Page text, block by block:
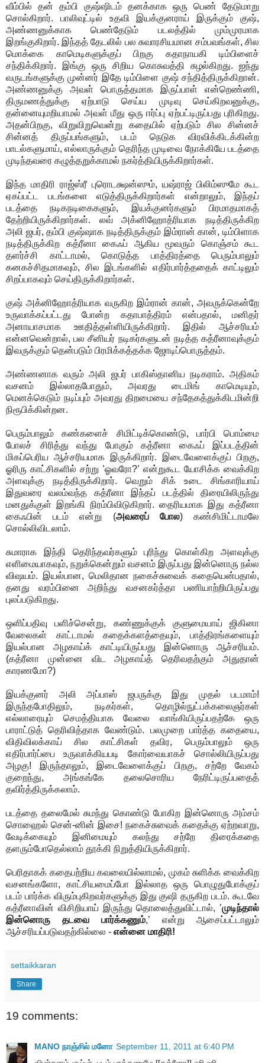
வீம்பில் தன் தம்பி குஷ்ஷிடம் தனக்காக ஒரு பெண் தேடுமாறு
சொல்கிறார். பாலிவுட்டில் உதவி இயக்குனராய் இருக்கும் குஷ்,
அண்ணனுக்காக பெண்தேடும் படலத்தில் மும்முரமாக
இறங்குகிறார். இந்தத் தேடலில் பல சுவாரசியமான சம்பவங்கள், சில
மொக்கை காமெடிகளுக்குப் பிறகு கதாநாயகி டிம்பிளைச்
சந்திக்கிறார். இங்கு ஒரு சிறிய கொசுவத்தி சுழல்கிறது. ஐந்து
வருடங்களுக்கு முன்னர் இதே டிம்பிளை குஷ் சந்தித்திருக்கிறான்.
அண்ணனுக்கு அவள் பொருத்தமாக இருப்பாள் என்றெண்ணி,
திருமணத்துக்கு ஏற்பாடு செய்ய முடிவு செய்கிறவனுக்கு,
தன்னையுமறியாமல் அவள் மீது ஒரு ஈர்ப்பு ஏற்பட்டிருப்பது புரிகிறது.
அதன்பிறகு, விறுவிறுவென்று கதையில் ஏற்படும் சில சின்னச்
சின்னத் திருப்பங்களும், படம் நெடுக விரவிக்கிடக்கின்ற
பாடல்களுமாய், எல்லாருக்கும் தெரிந்த முடிவை நோக்கியே படத்தை
முடிந்தவரை கழுத்தறுக்காமல் நகர்த்தியிருக்கிறார்கள்.
இந்த மாதிரி ராஜ்ஸ்ரீ புரொடக்ஷன்ஸும், யஷ்ராஜ் பிலிம்ஸுமே கூட
ஏகப்பட்ட படங்களை எடுத்திருக்கிறார்கள் என்றாலும், இந்தப்
படத்தை நடிகநடிகைகளும், இயக்குனர்களும் பிரமாதமாகத்
தேற்றியிருக்கிறார்கள். லவ் அக்னிஹோத்ரியாக நடித்திருக்கிற
அலி ஜபர், தம்பி குஷ்ஷாக நடித்திருக்கும் இம்ரான் கான், டிம்பிளாக
நடித்திருக்கிற கத்ரீனா கைஃப் ஆகிய மூவரும் கொஞ்சம் கூட
தளர்ச்சி காட்டாமல், கொடுத்த பாத்திரத்தை பெரும்பாலும்
கனகச்சிதமாகவும், சில இடங்களில் எதிர்பார்த்ததைக் காட்டிலும்
சிறப்பாகவும் செய்திருக்கிறார்கள்.
குஷ் அக்னிஹோத்ரியாக வருகிற இம்ரான் கான், அவருக்கென்றே
உருவாக்கப்பட்டது போன்ற கதாபாத்திரம் என்பதால், மனிதர்
அனாயாசமாக ஊதித்தள்ளியிருக்கிறார். இதில் ஆச்சரியம்
என்னவென்றால், பல சீனியர் நடிகர்களுடன் நடித்த கத்ரீனாவுக்கும்
இவருக்கும் தென்படும் பிரமிக்கத்தக்க ஜோடிப்பொருத்தம்.
அண்ணனாக வரும் அலி ஜபர் பாகிஸ்தானிய நடிகராம். அதிகம்
வசனம் இல்லாதபோதும், அவரது டைமிங் காமெடியும்,
மெனக்கெடும் நடிப்பும் அவரது திறமையை சந்தேகத்துக்கிடமின்றி
நிரூபிக்கின்றன.
பெரும்பாலும் கண்களைச் சிமிட்டிக்கொண்டு, பார்பி பொம்மை
போலச் சிரித்து வந்து போகும் கத்ரீனா கைஃப் இப்படத்தின்
மிகப்பெரிய ஆச்சரியமாக இருக்கிறார். இடைவேளைக்குப் பிறகு,
ஓரிரு காட்சிகளில் சற்று ’ஓவரோ?’ என்றுகூட யோசிக்க வைக்கிற
அளவுக்கு நடித்திருக்கிறார். வெறும் சிக் உடை சிங்காரியாய்
இதுவரை வலம்வந்த கத்ரீனா இந்தப் படத்தில் திரையிலிருந்து
மனதுக்குள் இறங்கி நிரம்பிவிடுகிறார். தைரியமாக இது கத்ரீனா
கைஃபின் படம் என்று (அவரைப் போல) கண்சிமிட்டாமலே
சொல்லிவிடலாம்.
சுமாராக இந்தி தெரிந்தவர்களும் புரிந்து கொள்கிற அளவுக்கு
எளிமையாகவும், நறுக்கென்றும் வசனம் இருப்பது இன்னொரு நல்ல
விஷயம். இயல்பான, மெலிதான நகைச்சுவைக் கதையென்பதால்,
தனது வரம்பினை அறிந்து வசனகர்த்தா பணியாற்றியிருப்பது
புலப்படுகிறது.
ஒளிப்பதிவு பளிச்சென்று, கண்ணுக்குக் குளுமையாய் ஜிகினா
வேலைகள் காட்டாமல் கதைக்களத்தையும், பாத்திரங்களையும்
இயல்பான அழகாய்க் காட்டியிருப்பது இன்னொரு ஆச்சரியம்.
(கத்ரீனா முன்னை விட அழகாய்த் தெரிவதற்கும் அதுதான்
காரணமோ?)
இயக்குனர் அலி அப்பாஸ் ஜபருக்கு இது முதல் படமாம்!
இருந்தபோதிலும், நடிகர்கள், தொழில்நுட்பக்கலைஞர்கள்
எல்லாரையும் செமத்தியாக வேலை வாங்கியிருப்பதற்கே ஒரு
பாராட்டுத் தெரிவித்தாக வேண்டும். பலமுறை பார்த்த கதையை,
விதிவிலக்காய் சில காட்சிகள் தவிர, பெரும்பாலும் ஒரு
எதிர்பார்ப்பை உருவாக்கியபடி கோர்வையாகச் சொல்லியிருப்பது
அழகு! இருந்தாலும், இடைவேளைக்குப் பிறகு, சற்றே வேகம்
குறைந்து, அங்கங்கே தலைசொரிய நேரிட்டிருப்பதைத்
தவிர்த்திருக்கலாம்.
படத்தை தலைமேல் சுமந்து கொண்டு போகிற இன்னொரு அம்சம்
சொஹைல் சென்-னின் இசை! நகைச்சுவைக் கதைக்கு ஏற்றவாறு,
வேடிக்கையும் இனிமையும் கலந்து சற்றே திரைக்கதை
தளரும்போதெல்லாம் தூக்கி நிறுத்தியிருக்கிறார்.
பெரிதாகக் கதைபற்றிய கவலையில்லாமல், முகம் சுளிக்க வைக்கிற
வசனங்களோ, காட்சியமைப்போ இல்லாத ஒரு பொழுதுபோக்குப்
படம் பார்க்க விரும்புகிறவர்களுக்கு இது குஷி தருகிற படம். கூடவே
கத்ரீனாவின் விசிறியாய் இருந்து தொலைத்துவிட்டால், ’முடிந்தால்
இன்னொரு தடவை பார்க்கணும்,’ என்று ஆசைப்பட்டாலும்
ஆச்சரியப்படுவதற்கில்லை - என்னை மாதிரி!
settaikkaran
Share
19 comments:
MANO நாஞ்சில் மனோ September 11, 2011 at 6:40 PM